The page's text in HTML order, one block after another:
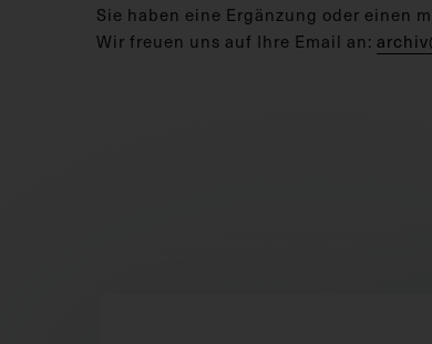
Sie haben eine Ergänzung oder einen
Wir freuen uns auf Ihre Email an: